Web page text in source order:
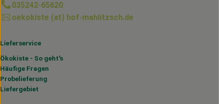
035242-65620
oekokiste (at) hof-mahlitzsch.de
Lieferservice
Ökokiste - So geht's
Häufige Fragen
Probelieferung
Liefergebiet